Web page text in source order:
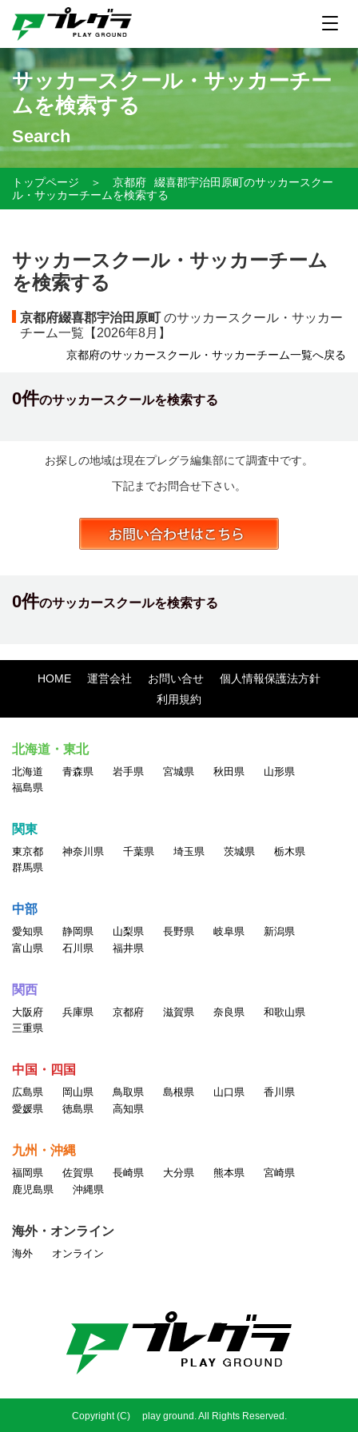
サッカースクール・サッカーチー
ムを検索する
Search
トップページ ＞ 京都府
綴喜郡宇治田原町のサッカースクー
ル・サッカーチームを検索する
サッカースクール・サッカーチーム
を検索する
京都府綴喜郡宇治田原町 のサッカースクール・サッカー
チーム一覧【 2026年8月】
京都府のサッカースクール・サッカーチーム一覧へ戻る
0件のサッカースクールを検索する
お探しの地域は現在プレグラ編集部にて調査中です。
下記までお問合せ下さい。
0件のサッカースクールを検索する
HOME 運営会社 お問い合せ
個人情報保護法方針
利用規約
北海道・東北
北海道 青森県 岩手県 宮城県 秋田県
山形県
福島県
関東
東京都 神奈川県 千葉県 埼玉県 茨城県
栃木県
群馬県
中部
愛知県 静岡県 山梨県 長野県 岐阜県
新潟県
富山県
石川県 福井県
関西
大阪府 兵庫県 京都府 滋賀県 奈良県
和歌山県
三重県
中国・四国
広島県 岡山県 鳥取県 島根県 山口県
香川県
愛媛県
徳島県 高知県
九州・沖縄
福岡県 佐賀県 長崎県 大分県 熊本県
宮崎県
鹿児島県
沖縄県
海外・オンライン
海外 オンライン
Copyright (C) play ground. All Rights Reserved.